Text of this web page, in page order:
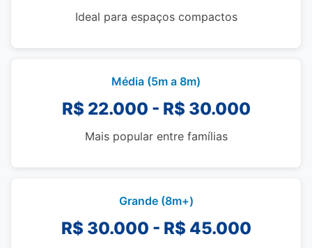
Ideal para espaços compactos
Média (5m a 8m)
R$ 22.000 - R$ 30.000
Mais popular entre famílias
Grande (8m+)
R$ 30.000 - R$ 45.000